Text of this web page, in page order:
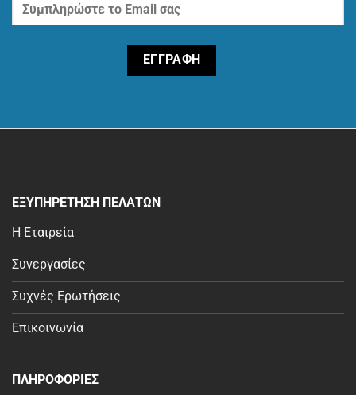
ΕΞΥΠΗΡΕΤΗΣΗ ΠΕΛΑΤΩΝ
Η Εταιρεία
Συνεργασίες
Συχνές Ερωτήσεις
Επικοινωνία
ΠΛΗΡΟΦΟΡΙΕΣ